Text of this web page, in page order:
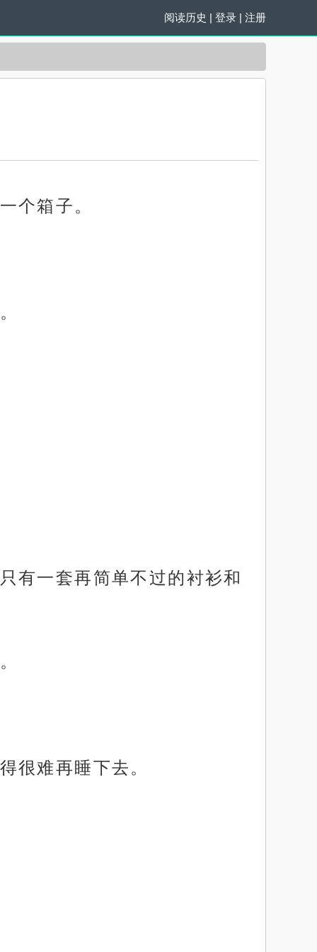
阅读历史 | 登录 | 注册
个箱子。
有一套再简单不过的衬衫和
很难再睡下去。